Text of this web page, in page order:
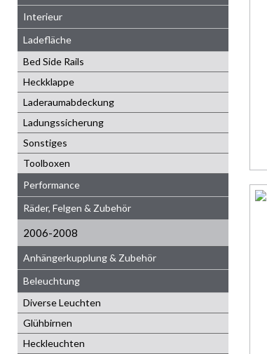
Interieur
Ladefläche
Bed Side Rails
Heckklappe
Laderaumabdeckung
Ladungssicherung
Sonstiges
Toolboxen
Performance
Räder, Felgen & Zubehör
2006-2008
Anhängerkupplung & Zubehör
Beleuchtung
Diverse Leuchten
Glühbirnen
Heckleuchten